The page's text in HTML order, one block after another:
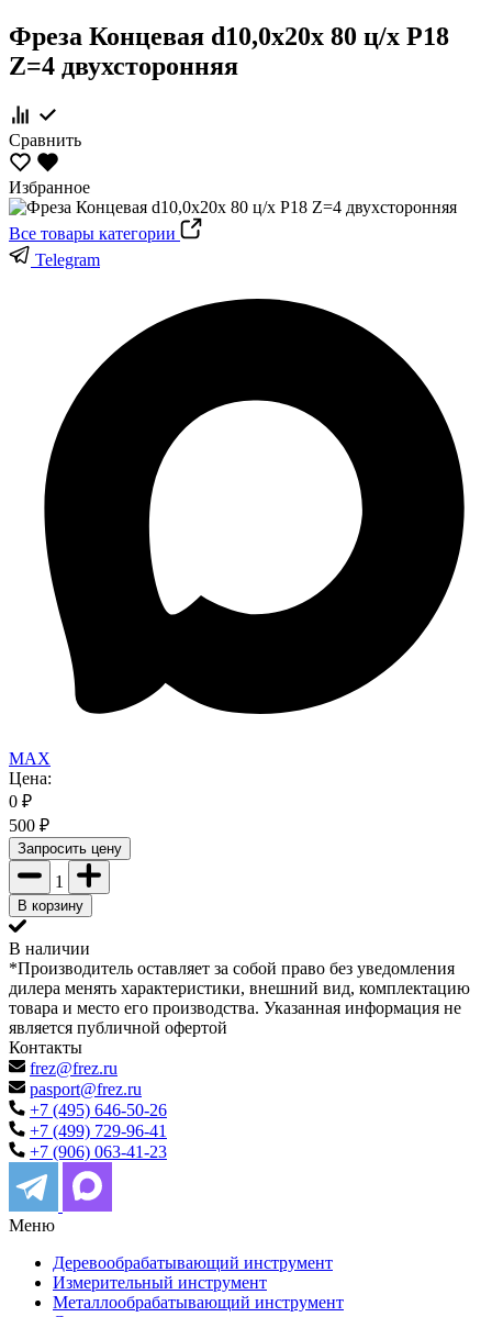
Фреза Концевая d10,0х20х 80 ц/х Р18
Z=4 двухсторонняя
Сравнить
Избранное
Все товары категории
Telegram
MAX
Цена:
0 ₽
500 ₽
Запросить цену
1
В корзину
В наличии
*Производитель оставляет за собой право без уведомления
дилера менять характеристики, внешний вид, комплектацию
товара и место его производства. Указанная информация не
является публичной офертой
Контакты
frez@frez.ru
pasport@frez.ru
+7 (495) 646-50-26
+7 (499) 729-96-41
+7 (906) 063-41-23
Меню
Деревообрабатывающий инструмент
Измерительный инструмент
Металлообрабатывающий инструмент